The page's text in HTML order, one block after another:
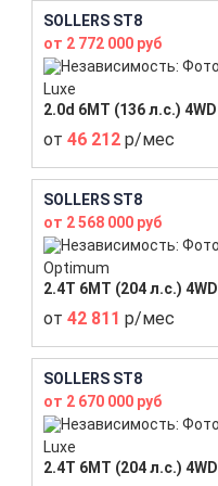
SOLLERS ST8
от 2 772 000 руб
Luxe
2.0d 6MT (136 л.с.) 4WD
от 46 212 р/мес
SOLLERS ST8
от 2 568 000 руб
Optimum
2.4T 6MT (204 л.с.) 4WD
от 42 811 р/мес
SOLLERS ST8
от 2 670 000 руб
Luxe
2.4T 6MT (204 л.с.) 4WD